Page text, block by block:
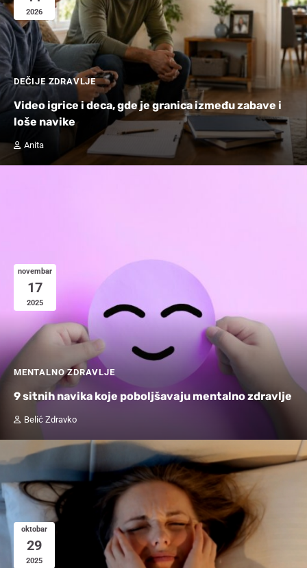
2026
DEČIJE ZDRAVLJE
Video igrice i deca, gde je granica između zabave i
loše navike
Anita
novembar
17
2025
MENTALNO ZDRAVLJE
9 sitnih navika koje poboljšavaju mentalno zdravlje
Belić Zdravko
oktobar
29
2025